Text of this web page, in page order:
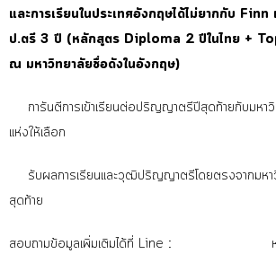
และการเรียนในประเทศอังกฤษได้ไม่ยากกับ
ป.ตรี 3 ปี (หลักสูตร Diploma 2 ปีในไทย +
ณ มหาวิทยาลัยชื่อดังในอังกฤษ)
การันตีการเข้าเรียนต่อปริญญาตรีปีสุดท้ายกับมหา
แห่งให้เลือก
รับผลการเรียนและวุฒิปริญญาตรีโดยตรงจากมหา
สุดท้าย
สอบถามข้อมูลเพิ่มเติมได้ที่ Line :